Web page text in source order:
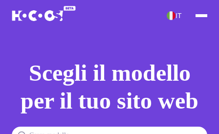
IT
Scegli il modello
per il tuo sito web